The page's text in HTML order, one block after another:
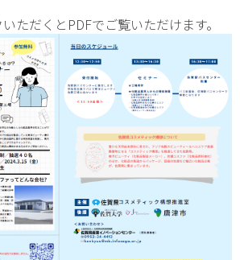
ただくとPDFでご覧いただけます。